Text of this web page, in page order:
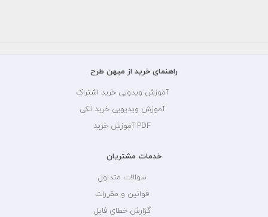
راهنمای خرید از میهن طرح
آموزش ویدویی خرید اشتراک
آموزش ویدیویی خرید تکی
PDF آموزش خرید
خدمات مشتریان
سوالات متداول
قوانین و مقررات
گزارش خطای فایل